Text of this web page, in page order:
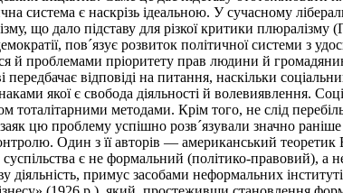
система є наскрізь ідеальною. У сучасному
що дало підставу для різкої критики
пов´язує розвиток політичної системи з
й проблемами пріоритету прав людини й
передбачає відповіді на питання, наскільки
якої є свобода діяльності й волевиявлення.
тоталітарними методами. Крім того, не слід
цю проблему успішно розв´язували значно
Один з її авторів — американський
є не формальний (політико-правовий), а
діяльність, примус засобами неформальних